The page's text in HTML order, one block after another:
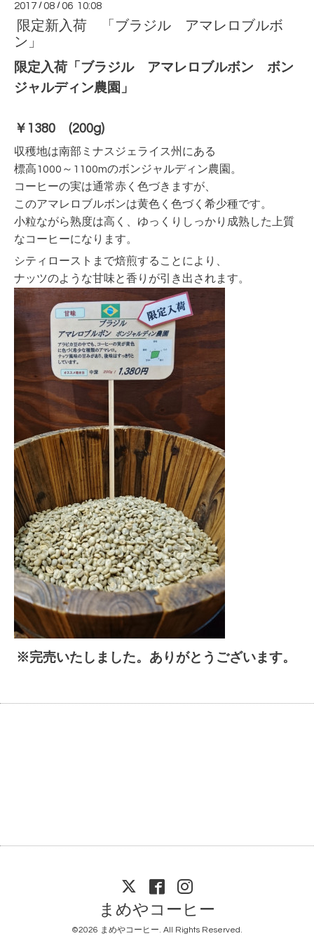
2017 /08 /06 10:08
限定新入荷 「ブラジル アマレロブルボ
ン」
限定入荷「ブラジル アマレロブルボン ボン
ジャルディン農園」
￥1380 (200g)
収穫地は南部ミナスジェライス州にある
標高1000～1100mのボンジャルディン農園。
コーヒーの実は通常赤く色づきますが、
このアマレロブルボンは黄色く色づく希少種です。
小粒ながら熟度は高く、ゆっくりしっかり成熟した上質
なコーヒーになります。
シティローストまで焙煎することにより、
ナッツのような甘味と香りが引き出されます。
※完売いたしました。ありがとうございます。
まめやコーヒー
©2026 まめやコーヒー. All Rights Reserved.